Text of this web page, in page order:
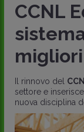
CCNL
Il rinnovo del
settore e
nuova disciplina